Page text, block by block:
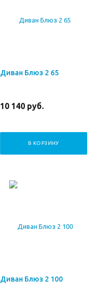
Диван Блюз 2 65
10 140 руб.
В КОРЗИНУ
Диван Блюз 2 100